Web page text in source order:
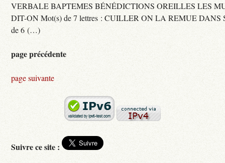
VERBALE BAPTEMES BÉNÉDICTIONS OREILLES LES
DIT-ON Mot(s) de 7 lettres : CUILLER ON LA REMUE DANS
de 6 (…)
page précédente
page suivante
Suivre ce site :